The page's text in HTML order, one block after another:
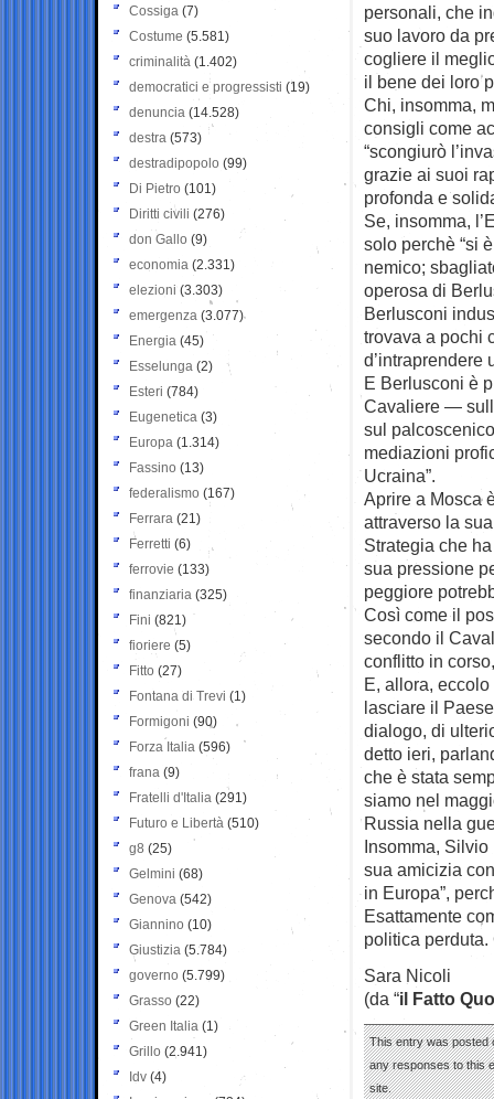
personali, che
suo lavoro da
cogliere il
il bene dei loro
Chi, insomma,
consigli come
“scongiurò
grazie ai suoi
profonda e
Se, insomma,
solo perchè “si
nemico;
operosa di
Berlusconi
trovava a pochi
d’intraprendere
E Berlusconi è
Cavaliere —
sul
mediazioni
Ucraina”.
Aprire a Mosca
attraverso la
Strategia che
sua pressione
peggiore
Così come il
secondo il
conflitto in
E, allora,
lasciare il
dialogo, di
detto ieri,
che è stata
siamo nel
Russia nella
Insomma,
sua amicizia
in Europa”,
Esattamente
politica perduta.
Sara Nicoli
(da “il Fatto
This entry was posted
any responses to this
site.
Cossiga (7)
Costume (5.581)
criminalità (1.402)
democratici e progressisti (19)
denuncia (14.528)
destra (573)
destradipopolo (99)
Di Pietro (101)
Diritti civili (276)
don Gallo (9)
economia (2.331)
elezioni (3.303)
emergenza (3.077)
Energia (45)
Esselunga (2)
Esteri (784)
Eugenetica (3)
Europa (1.314)
Fassino (13)
federalismo (167)
Ferrara (21)
Ferretti (6)
ferrovie (133)
finanziaria (325)
Fini (821)
fioriere (5)
Fitto (27)
Fontana di Trevi (1)
Formigoni (90)
Forza Italia (596)
frana (9)
Fratelli d'Italia (291)
Futuro e Libertà (510)
g8 (25)
Gelmini (68)
Genova (542)
Giannino (10)
Giustizia (5.784)
governo (5.799)
Grasso (22)
Green Italia (1)
Grillo (2.941)
Idv (4)